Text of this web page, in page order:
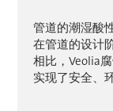
管道的潮湿酸
在管道的设计
相比，Veolia
实现了安全、